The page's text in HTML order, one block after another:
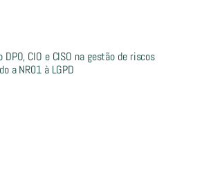
CIO e CISO na gestão de riscos
a NR01 à LGPD